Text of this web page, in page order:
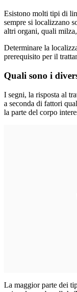
Esistono molti tipi di
sempre si localizzano
altri organi, quali
Determinare la
prerequisito per il
Quali sono i
I segni, la risposta al
a seconda di fattori
la parte del corpo
La maggior parte dei